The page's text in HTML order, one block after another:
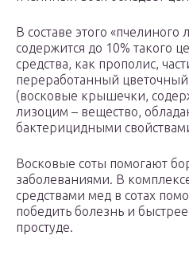
В составе этого «пчелиного
содержится до 10% такого
средства, как прополис,
переработанный цветочный
(восковые крышечки,
лизоцим – вещество,
бактерицидными
Восковые соты помогают
заболеваниями. В
средствами мед в сотах
победить болезнь и
простуде.